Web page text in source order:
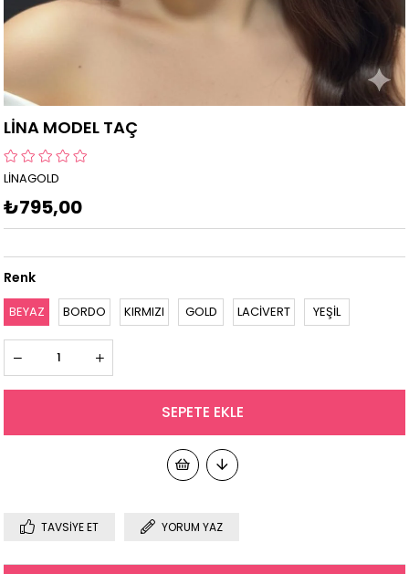
LİNA MODEL TAÇ
LİNAGOLD
₺795,00
Renk
BEYAZ BORDO KIRMIZI GOLD LACİVERT YEŞİL
TAVSIYE ET YORUM YAZ